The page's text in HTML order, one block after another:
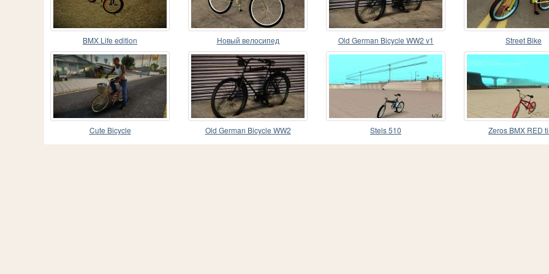
BMX Life edition Новый велосипед Old German Bicycle WW2 v1 Street Bike
Cute Bicycle Old German Bicycle WW2 Stels 510 Zeros BMX RED